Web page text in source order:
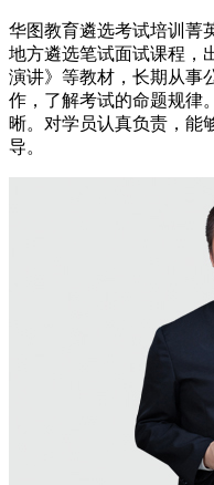
华图教育遴选考试培训菁
地方遴选笔试面试课程，
演讲》等教材，长期从事
作，了解考试的命题规律
晰。对学员认真负责，能
导。